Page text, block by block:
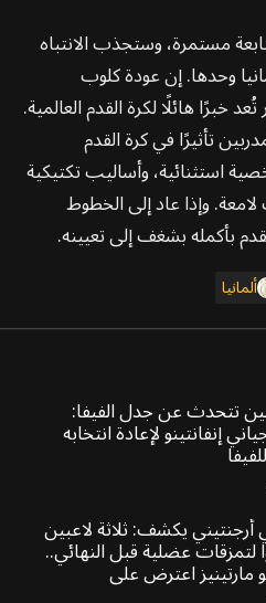
مستمرة، وستجذب الانتباه
وحدها. إن عودة كلوب
خبرًا هائلًا لكرة القدم العالمية.
تأثيرًا في كرة القدم
استثنائية، وأساليب تكتيكية
وإذا عاد إلى الخطوط
بأكمله بشغف إلى تعيينه.
ألمانيا
تتحدث عن جدل الفيفا:
إنفانتينو لإعادة انتخابه
يكشف: ثلاثة لاعبين
لتمزقات عضلية قبل النهائي..
مارتينيز اعترض على